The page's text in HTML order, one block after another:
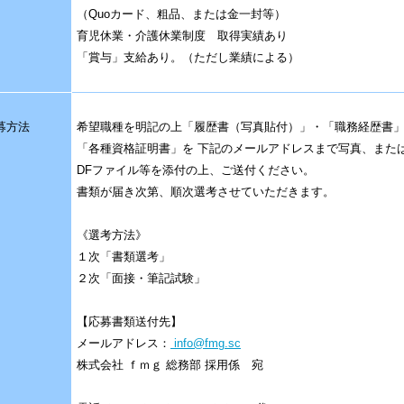
（Quoカード、粗品、または金一封等）
育児休業・介護休業制度 取得実績あり
「賞与」支給あり。（ただし業績による）
方法
希望職種を明記の上「履歴書（写真貼付）」・「職務経歴書」
「各種資格証明書」を 下記のメールアドレスまで写真、また
DFファイル等を添付の上、ご送付ください。
書類が届き次第、順次選考させていただきます。
《選考方法》
１次「書類選考」
２次「面接・筆記試験」
【応募書類送付先】
メールアドレス： info@fmg.sc
株式会社 ｆｍｇ 総務部 採用係 宛